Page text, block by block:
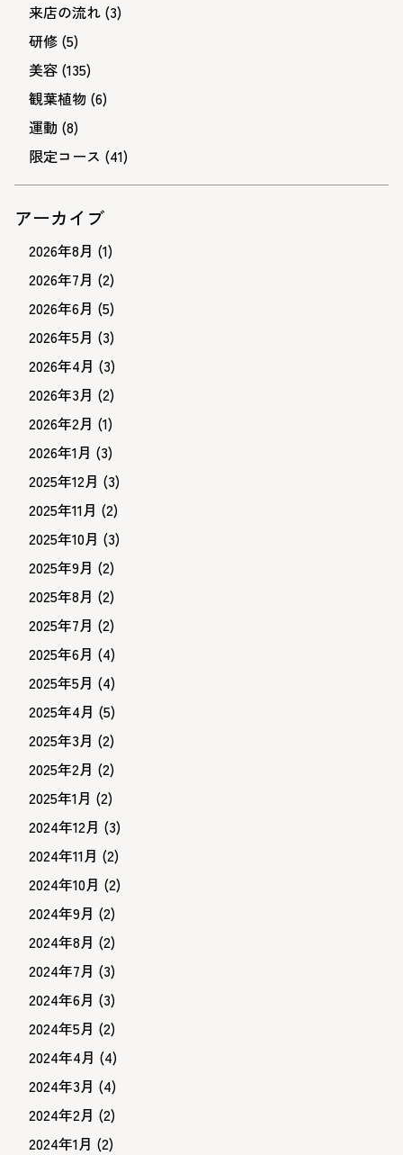
来店の流れ (3)
研修 (5)
美容 (135)
観葉植物 (6)
運動 (8)
限定コース (41)
アーカイブ
2026年8月 (1)
2026年7月 (2)
2026年6月 (5)
2026年5月 (3)
2026年4月 (3)
2026年3月 (2)
2026年2月 (1)
2026年1月 (3)
2025年12月 (3)
2025年11月 (2)
2025年10月 (3)
2025年9月 (2)
2025年8月 (2)
2025年7月 (2)
2025年6月 (4)
2025年5月 (4)
2025年4月 (5)
2025年3月 (2)
2025年2月 (2)
2025年1月 (2)
2024年12月 (3)
2024年11月 (2)
2024年10月 (2)
2024年9月 (2)
2024年8月 (2)
2024年7月 (3)
2024年6月 (3)
2024年5月 (2)
2024年4月 (4)
2024年3月 (4)
2024年2月 (2)
2024年1月 (2)